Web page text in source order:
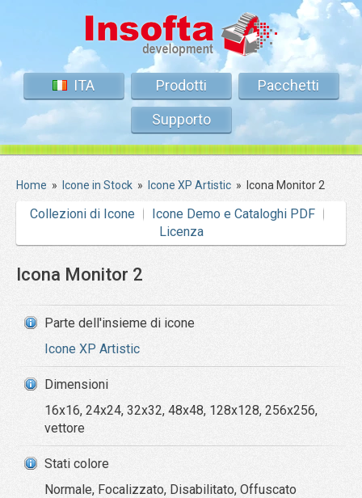
ITA Prodotti
Pacchetti
Supporto
Home » Icone in Stock » Icone XP Artistic » Icona Monitor 2
Collezioni di Icone
Icone Demo e Cataloghi PDF
Licenza
Icona Monitor 2
Parte dell'insieme di icone
Icone XP Artistic
Dimensioni
16x16, 24x24, 32x32, 48x48, 128x128, 256x256,
vettore
Stati colore
Normale, Focalizzato, Disabilitato, Offuscato